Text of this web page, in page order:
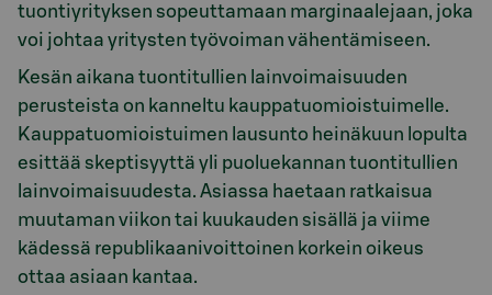
tuontiyrityksen sopeuttamaan marginaalejaan, joka
voi johtaa yritysten työvoiman vähentämiseen.
Kesän aikana tuontitullien lainvoimaisuuden
perusteista on kanneltu kauppatuomioistuimelle.
Kauppatuomioistuimen lausunto heinäkuun lopulta
esittää skeptisyyttä yli puoluekannan tuontitullien
lainvoimaisuudesta. Asiassa haetaan ratkaisua
muutaman viikon tai kuukauden sisällä ja viime
kädessä republikaanivoittoinen korkein oikeus
ottaa asiaan kantaa.